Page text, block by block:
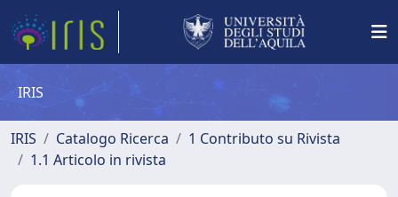
IRIS
IRIS Catalogo Ricerca
1 Contributo su Rivista
1.1 Articolo in rivista